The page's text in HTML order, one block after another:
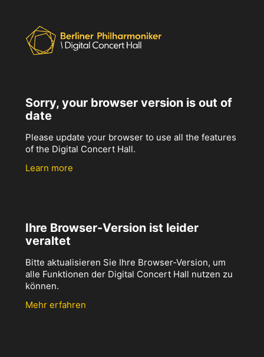
Sorry, your browser version is out of
date
Please update your browser to use all the features
of the Digital Concert Hall.
Learn more
Ihre Browser-Version ist leider
veraltet
Bitte aktualisieren Sie Ihre Browser-Version, um
alle Funktionen der Digital Concert Hall nutzen zu
können.
Mehr erfahren